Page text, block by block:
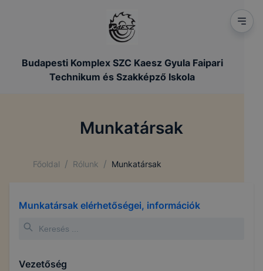
Budapesti Komplex SZC Kaesz Gyula Faipari
Technikum és Szakképző Iskola
Munkatársak
Főoldal / Rólunk / Munkatársak
Munkatársak elérhetőségei, információk
Vezetőség